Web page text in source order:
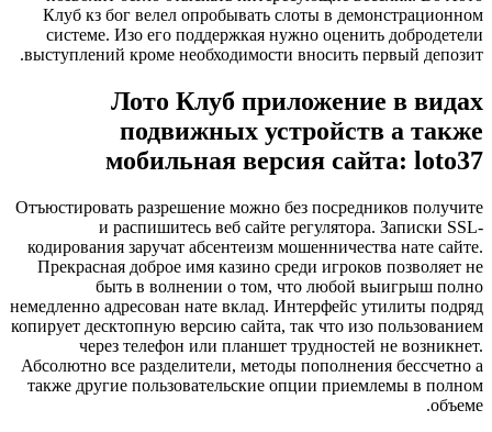
Клуб кз бог велел опробывать слоты в демонстрационном
системе. Изо его поддержкая нужно оценить добродетели
выступлений кроме необходимости вносить первый депозит.
Лото Клуб приложение в видах
подвижных устройств а также
мобильная версия сайта: loto37
Отъюстировать разрешение можно без посредников получите
и распишитесь веб сайте регулятора. Записки SSL-
кодирования заручат абсентеизм мошенничества нате сайте.
Прекрасная доброе имя казино среди игроков позволяет не
быть в волнении о том, что любой выигрыш полно
немедленно адресован нате вклад. Интерфейс утилиты подряд
копирует десктопную версию сайта, так что изо пользованием
через телефон или планшет трудностей не возникнет.
Абсолютно все разделители, методы пополнения бессчетно а
также другие пользовательские опции приемлемы в полном
объеме.